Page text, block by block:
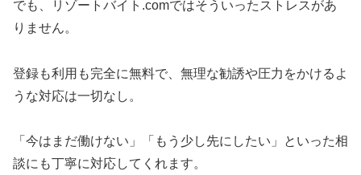
でも、リゾートバイト.comではそういったストレスがあ
りません。
登録も利用も完全に無料で、無理な勧誘や圧力をかけるよ
うな対応は一切なし。
「今はまだ働けない」「もう少し先にしたい」といった相
談にも丁寧に対応してくれます。